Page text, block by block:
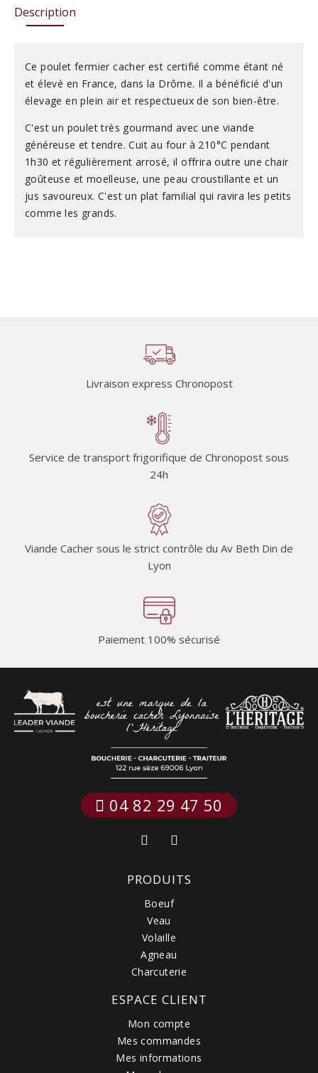
Description
Ce poulet fermier cacher est certifié comme étant né
et élevé en France, dans la Drôme. Il a bénéficié d'un
élevage en plein air et respectueux de son bien-être.
C'est un poulet très gourmand avec une viande
généreuse et tendre. Cuit au four à 210°C pendant
1h30 et régulièrement arrosé, il offrira outre une chair
goûteuse et moelleuse, une peau croustillante et un
jus savoureux. C'est un plat familial qui ravira les petits
comme les grands.
Livraison express Chronopost
Service de transport frigorifique de Chronopost sous
24h
Viande Cacher sous le strict contrôle du Av Beth Din de
Lyon
Paiement 100% sécurisé
04 82 29 47 50
PRODUITS
Boeuf
Veau
Volaille
Agneau
Charcuterie
ESPACE CLIENT
Mon compte
Mes commandes
Mes informations